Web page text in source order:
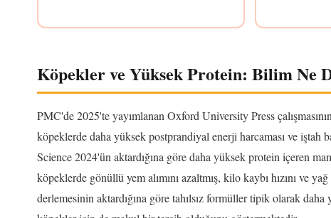
Köpekler ve Yüksek Protein: Bilim Ne
PMC'de 2025'te yayımlanan Oxford University Press
köpeklerde daha yüksek postprandiyal enerji harcaması ve
Science 2024'ün aktardığına göre daha yüksek protein içeren
köpeklerde gönüllü yem alımını azaltmış, kilo kaybı hızını ve
derlemesinin aktardığına göre tahılsız formüller tipik olarak